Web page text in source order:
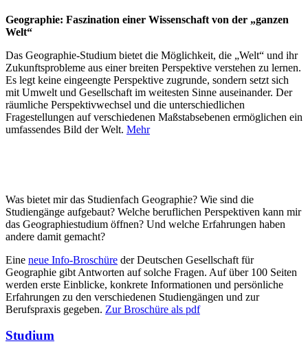
Geographie: Faszination einer Wissenschaft von der „ganzen
Welt“
Das Geographie-Studium bietet die Möglichkeit, die „Welt“ und ihr
Zukunftsprobleme aus einer breiten Perspektive verstehen zu lernen.
Es legt keine eingeengte Perspektive zugrunde, sondern setzt sich
mit Umwelt und Gesellschaft im weitesten Sinne auseinander. Der
räumliche Perspektivwechsel und die unterschiedlichen
Fragestellungen auf verschiedenen Maßstabsebenen ermöglichen ein
umfassendes Bild der Welt. Mehr
Was bietet mir das Studienfach Geographie? Wie sind die
Studiengänge aufgebaut? Welche beruflichen Perspektiven kann mir
das Geographiestudium öffnen? Und welche Erfahrungen haben
andere damit gemacht?
Eine neue Info-Broschüre der Deutschen Gesellschaft für
Geographie gibt Antworten auf solche Fragen. Auf über 100 Seiten
werden erste Einblicke, konkrete Informationen und persönliche
Erfahrungen zu den verschiedenen Studiengängen und zur
Berufspraxis gegeben. Zur Broschüre als pdf
Studium